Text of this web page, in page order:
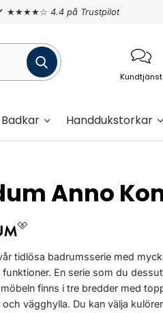
★★★★☆ 4.4 på Trustpilot
Kundtjänst
Badkar Handdukstorkar
Anno
tidlösa badrumsserie med
funktioner. En serie som du
finns i tre bredder med
vägghylla. Du kan välja